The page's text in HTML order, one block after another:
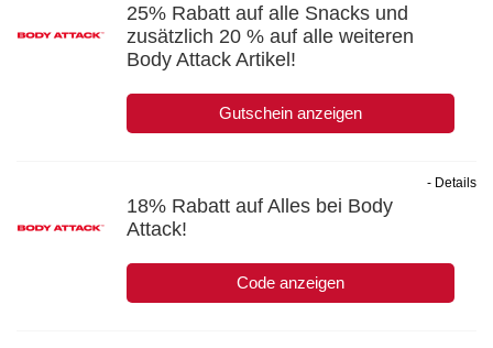
25% Rabatt auf alle Snacks und
zusätzlich 20 % auf alle weiteren
Body Attack Artikel!
Gutschein anzeigen
18% Rabatt auf Alles bei Body
Attack!
Code anzeigen
- Details